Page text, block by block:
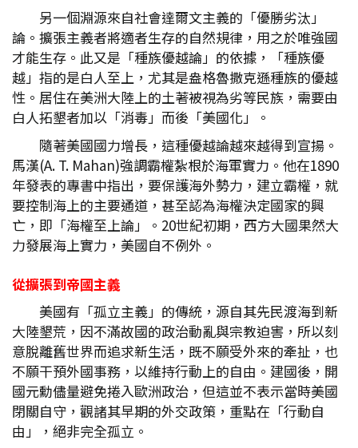
另一個淵源來自社會達爾文主義的「優勝劣汰」
論。擴張主義者將適者生存的自然規律，用之於唯強國
才能生存。此又是「種族優越論」的依據，「種族優
越」指的是白人至上，尤其是盎格魯撒克遜種族的優越
性。居住在美洲大陸上的土著被視為劣等民族，需要由
白人拓墾者加以「消毒」而後「美國化」。
隨著美國國力增長，這種優越論越來越得到宣揚。
馬漢(A. T. Mahan)強調霸權紮根於海軍實力。他在1890
年發表的專書中指出，要保護海外勢力，建立霸權，就
要控制海上的主要通道，甚至認為海權決定國家的興
亡，即「海權至上論」。20世紀初期，西方大國果然大
力發展海上實力，美國自不例外。
從擴張到帝國主義
美國有「孤立主義」的傳統，源自其先民渡海到新
大陸墾荒，因不滿故國的政治動亂與宗教迫害，所以刻
意脫離舊世界而追求新生活，既不願受外來的牽扯，也
不願干預外國事務，以維持行動上的自由。建國後，開
國元勳儘量避免捲入歐洲政治，但這並不表示當時美國
閉關自守，觀諸其早期的外交政策，重點在「行動自
由」，絕非完全孤立。